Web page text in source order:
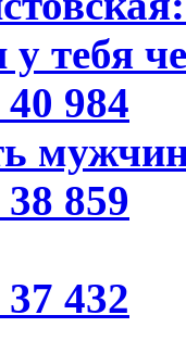
у тебя
984
859
432